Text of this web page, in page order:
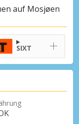
auf Mosjøen
SIXT